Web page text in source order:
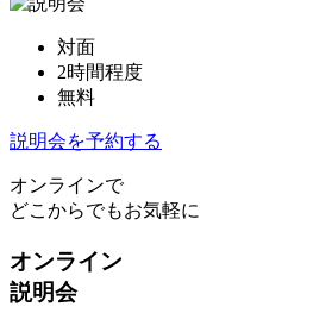
対面
2時間程度
無料
説明会を予約する
オンラインで
どこからでもお気軽に
オンライン
説明会